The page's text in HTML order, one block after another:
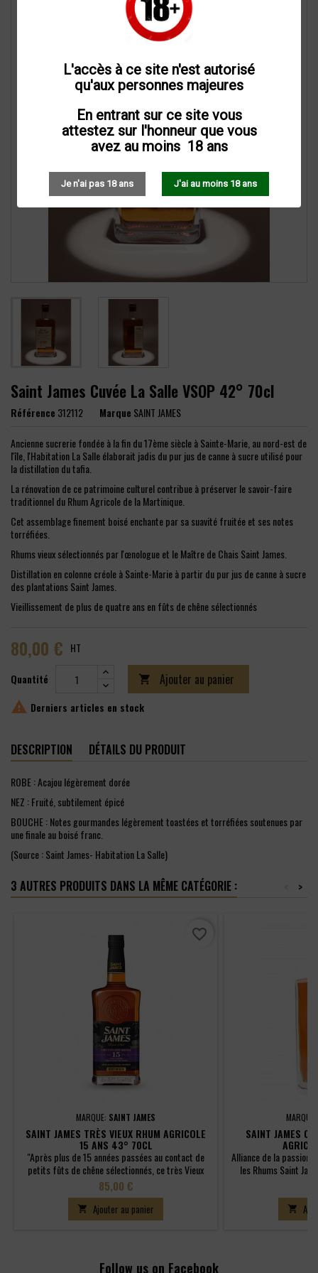
L'accès à ce site n'est autorisé
qu'aux personnes majeures
En entrant sur ce site vous
attestez sur l'honneur que vous
avez au moins 18 ans
Je n'ai pas 18 ans J'ai au moins 18 ans
Saint James Cuvée La Salle VSOP 42° 70cl
Référence 312112 Marque SAINT JAMES
Ancienne sucrerie fondée à la fin du 17ème siècle à Sainte-Marie, au nord-est de
l'île, l'Habitation La Salle élaborait jadis du pur jus de canne à sucre utilisé pour
la distillation du tafia.
La rénovation de ce patrimoine culturel contribue à préserver le savoir-faire
traditionnel du Rhum Agricole de la Martinique.
Cet assemblage finement boisé enchante par sa suavité fruitée et ses notes
torréfiées.
Rhums vieux sélectionnés par l'œnologue et le Maître de Chais Saint James.
Distillation en colonne créole à Sainte-Marie à partir du pur jus de canne à sucre
des plantations Saint James.
Vieillissement de plus de quatre ans en fûts de chêne sélectionnés
80,00 € HT
Quantité 
Ajouter au panier
 Derniers articles en stock
DESCRIPTION DÉTAILS DU PRODUIT
ROBE : Acajou légèrement dorée
NEZ : Fruité, subtilement épicé
BOUCHE : Notes gourmandes légèrement toastées et torréfiées soutenues par
une finale au boisé franc.
(Source : Saint James- Habitation La Salle)
3 AUTRES PRODUITS DANS LA MÊME CATÉGORIE : >
MARQUE: SAINT JAMES
SAINT JAMES TRÈS VIEUX RHUM AGRICOLE
15 ANS 43° 70CL
"Après plus de 15 années passées au contact de
petits fûts de chêne sélectionnés, ce très Vieux
Rhum Agricole offre une concentration aromatique
rare et exceptionnelle. Dominée par des tanins
marqués et un boisé enveloppant, cette cuvée
unique entremêle subtilement les notes épicées et
Prix
85,00 €
 Ajouter au panier
favorite_border
MARQUE:
SAINT JAMES
Alliance de la passion
les Rhums Saint
création, les Rhums
mondialement
récompensés

Follow us on Facebook